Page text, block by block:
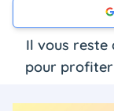
Il vous reste
pour